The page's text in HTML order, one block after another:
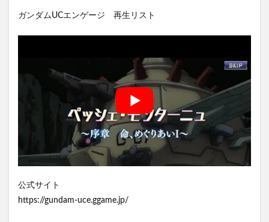
ガンダムUCエンゲージ 再生リスト
公式サイト
https://gundam-uce.ggame.jp/